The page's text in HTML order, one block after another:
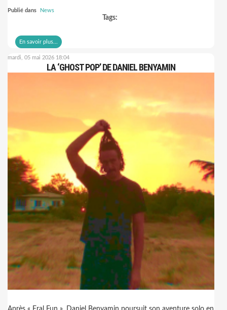
Publié dans News
Tags:
En savoir plus...
mardi, 05 mai 2026 18:04
LA ‘GHOST POP’ DE DANIEL BENYAMIN